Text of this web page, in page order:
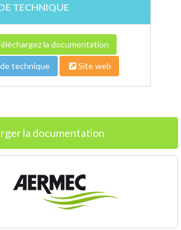
TECHNIQUE
la documentation
technique Site web
la documentation